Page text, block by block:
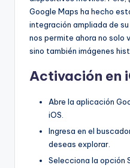
Google Maps ha hecho
integración ampliada de
nos permite ahora no solo
sino también imágenes
Activación en
Abre la aplicación
iOS.
Ingresa en el
deseas explorar.
Selecciona la opción